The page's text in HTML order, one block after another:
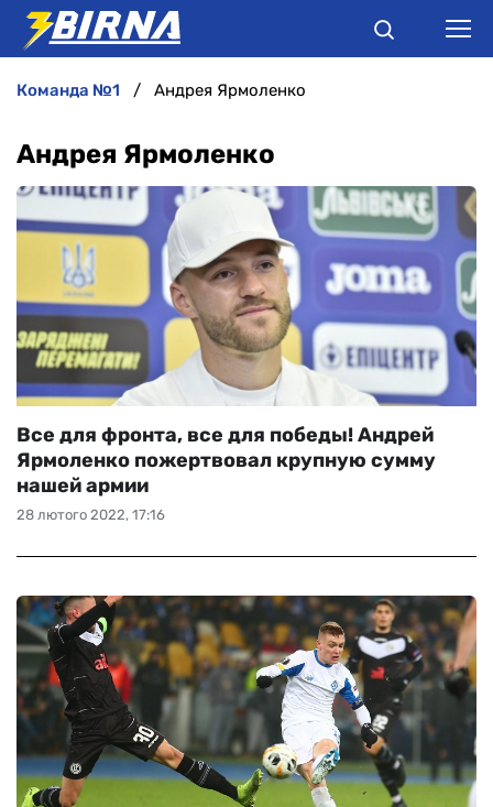
АНАЛІТИКА
ІНТЕРВ'Ю
РІЗНЕ
БУКМЕКЕРИ
команда №1 Андрея Ярмоленко
Андрея Ярмоленко
28 лютого 2022, 17:16
Все для фронта, все для победы! Андрей
Ярмоленко пожертвовал крупную сумму
нашей армии